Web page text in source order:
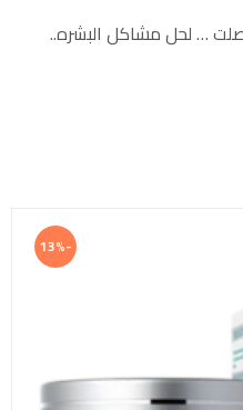
وصلت … لحل مشاكل البشره..
-13%